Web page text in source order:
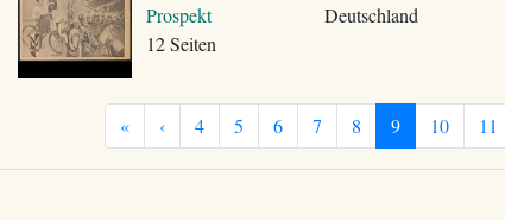
Prospekt
12 Seiten
Deutschland
« ‹ 4 5 6 7 8 9 10 11